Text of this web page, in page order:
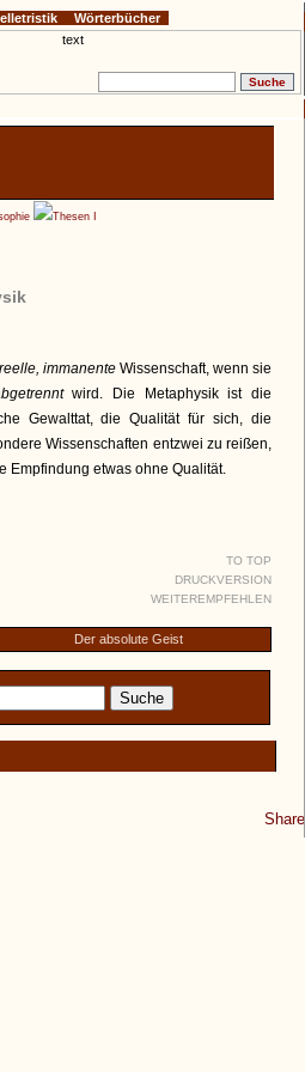
Thesen I
reelle, immanente Wissenschaft, wenn sie
wird. Die Metaphysik ist die
Gewalttat, die Qualität für sich, die
Wissenschaften entzwei zu reißen,
Empfindung etwas ohne Qualität.
TO TOP
DRUCKVERSION
WEITEREMPFEHLEN
Der absolute Geist
Share
Wörterbücher